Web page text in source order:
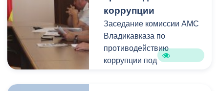
операторами службы
жители Владикавказа
могут по номеру 53-19-19.
коррупции
Заседание комиссии АМС
Владикавказа по
противодействию
коррупции под